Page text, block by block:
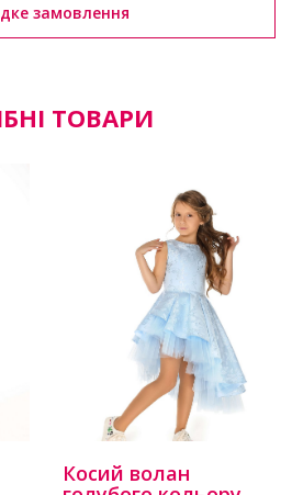
замовлення
ТОВАРИ
Косий волан